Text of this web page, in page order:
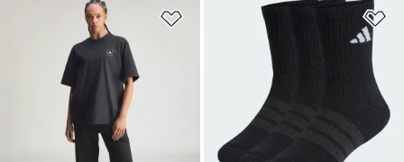
Ajouter à la Liste de produits